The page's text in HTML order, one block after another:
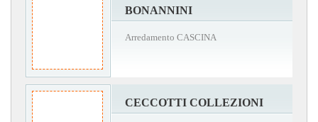
BONANNINI
Arredamento CASCINA
CECCOTTI COLLEZIONI